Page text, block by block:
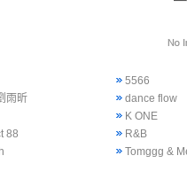
5566
雨昕
dance flow
K ONE
88
R&B
Tomggg &